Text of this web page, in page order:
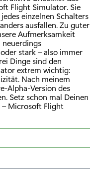
Flight Simulator. Sie
einzelnen Schalters
ausfallen. Zu guter
Aufmerksamkeit
neuerdings
stark – also immer
Dinge sind den
extrem wichtig:
Nach meinem
Alpha-Version des
Setz schon mal Deinen
– Microsoft Flight